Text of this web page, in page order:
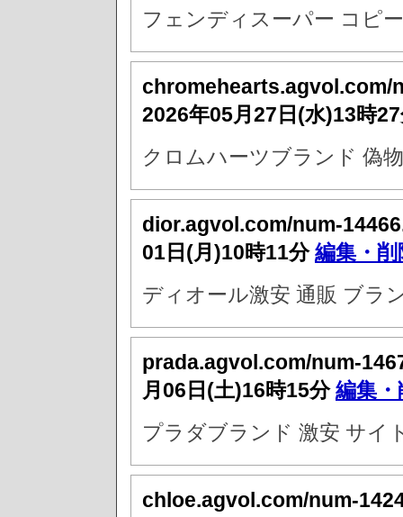
フェンディスーパー コピ
chromehearts.agvol.com/
2026年05月27日(水)13時
クロムハーツブランド 偽
dior.agvol.com/num-
01日(月)10時11分編集・削
ディオール激安 通販 ブラ
prada.agvol.com/num-
月06日(土)16時15分編集・
プラダブランド 激安 サイ
chloe.agvol.com/num-